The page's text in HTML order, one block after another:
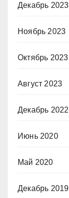
Декабрь 2023
Ноябрь 2023
Октябрь 2023
Август 2023
Декабрь 2022
Июнь 2020
Май 2020
Декабрь 2019